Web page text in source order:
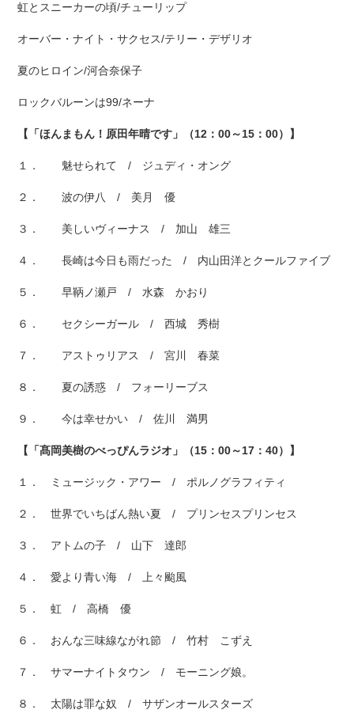
虹とスニーカーの頃/チューリップ
オーバー・ナイト・サクセス/テリー・デザリオ
夏のヒロイン/河合奈保子
ロックバルーンは99/ネーナ
【「ほんまもん！原田年晴です」（12：00～15：00）】
１． 魅せられて / ジュディ・オング
２． 波の伊八 / 美月 優
３． 美しいヴィーナス / 加山 雄三
４． 長崎は今日も雨だった / 内山田洋とクールファイブ
５． 早鞆ノ瀬戸 / 水森 かおり
６． セクシーガール / 西城 秀樹
７． アストゥリアス / 宮川 春菜
８． 夏の誘惑 / フォーリーブス
９． 今は幸せかい / 佐川 満男
【「髙岡美樹のべっぴんラジオ」（15：00～17：40）】
１． ミュージック・アワー / ポルノグラフィティ
２． 世界でいちばん熱い夏 / プリンセスプリンセス
３． アトムの子 / 山下 達郎
４． 愛より青い海 / 上々颱風
５． 虹 / 高橋 優
６． おんな三味線ながれ節 / 竹村 こずえ
７． サマーナイトタウン / モーニング娘。
８． 太陽は罪な奴 / サザンオールスターズ